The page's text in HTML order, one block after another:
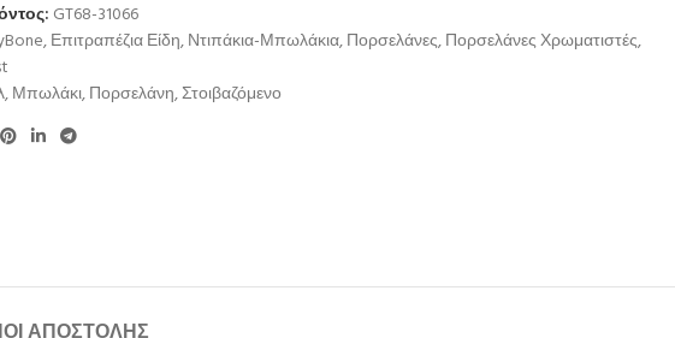
GT68-31066
,Επιτραπέζια Είδη,Ντιπάκια-Μπωλάκια,Πορσελάνες,Πορσελάνες Χρωματιστές,
,Μπωλάκι,Πορσελάνη,Στοιβαζόμενο